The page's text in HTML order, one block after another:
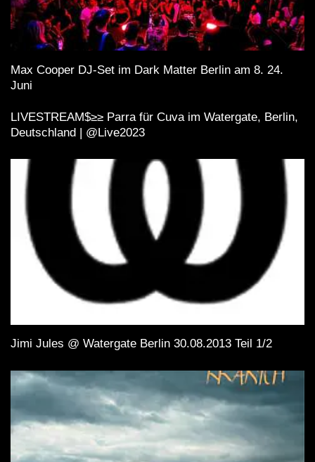
Max Cooper DJ-Set im Dark Matter Berlin am 8. 24.
Juni
LIVESTREAM$≥≥ Parra für Cuva im Watergate, Berlin,
Deutschland | @Live2023
Jimi Jules @ Watergate Berlin 30.08.2013 Teil 1/2